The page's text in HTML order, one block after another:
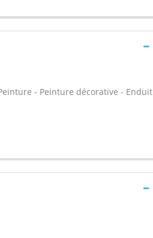
- Peinture décorative - Enduit